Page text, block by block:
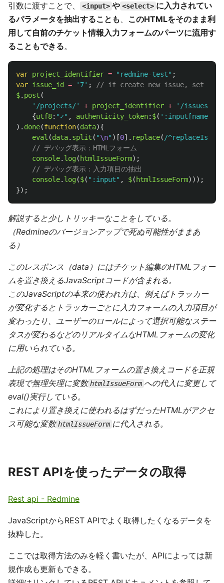
引数に渡すことで、
<input> や <select> に入力されてい
るパラメータを抽出することも 、 このHTMLをそのまま利
用して自前のチケット情報入力フォームのパーツに流用す
ることもできる。
var project_identifier = " redmine-test" ;
var issue_id = ' 7' ;
// if create new issue, set
$. post (
' /projects/' + project_identifier + ' /issues/
{utf8: "✓" , authenticity_token: $( '
). done(function(data){
eval (data. split ( "\n" )[0]. replace( /
// デバッグ表示：HTMLフォーム
console. log( htmlIssueForm);
// デバッグ表示：入力項目の抽出
console. log($( " :input" , $( htmlIssueForm)));
});
解説すると少しトリッキーなことをしている。
（Redmineのバージョンアップで死ぬ可能性がままあ
る）
このレスポンス（data）にはチケット編集のHTMLフォー
ムを置き換えるJavaScriptコードが含まれる。
このJavaScriptの本来の使われ方は、例えばトラッカー
が変化するとトラッカーごとに入力フォームの入力項目が
変わったり、ユーザーのロールによって選択可能なステー
タスが変わるなどのリアルタイムなHTMLフォームの変化
に用いられている。
上記の処理はそのHTMLフォームの置き換えコードを正規
表現で無理矢理に変数 htmlIssueForm への代入に変更して
eval()実行している。
これにより置き換えに使われるはずだったHTMLがアクセ
ス可能な変数 htmlIssueForm に代入される。
REST APIを使ったデータの取得
Rest api - Redmine
JavaScriptからREST APIでよく取得したくなるデータを
抜粋した。
ここでは取得方法のみを軽く書いたが、APIによっては新
規作成も更新もできる。